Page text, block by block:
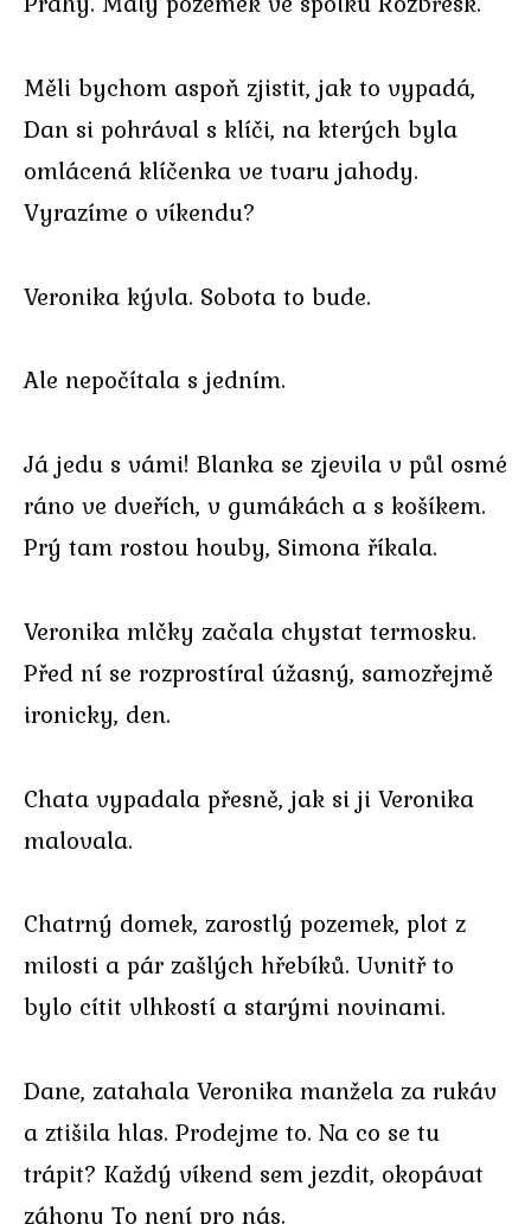
Měli bychom aspoň zjistit, jak to vypadá,
Dan si pohrával s klíči, na kterých byla
omlácená klíčenka ve tvaru jahody.
Vyrazíme o víkendu?
Veronika kývla. Sobota to bude.
Ale nepočítala s jedním.
Já jedu s vámi! Blanka se zjevila v půl osmé
ráno ve dveřích, v gumákách a s košíkem.
Prý tam rostou houby, Simona říkala.
Veronika mlčky začala chystat termosku.
Před ní se rozprostíral úžasný, samozřejmě
ironicky, den.
Chata vypadala přesně, jak si ji Veronika
malovala.
Chatrný domek, zarostlý pozemek, plot z
milosti a pár zašlých hřebíků. Uvnitř to
bylo cítit vlhkostí a starými novinami.
Dane, zatahala Veronika manžela za rukáv
a ztišila hlas. Prodejme to. Na co se tu
trápit? Každý víkend sem jezdit, okopávat
záhony To není pro nás.